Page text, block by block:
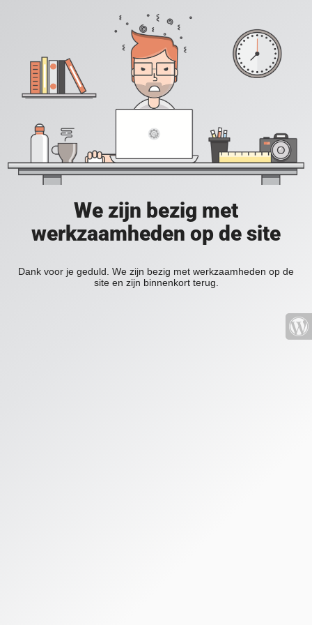
We zijn bezig met
werkzaamheden op de site
Dank voor je geduld. We zijn bezig met werkzaamheden op de
site en zijn binnenkort terug.